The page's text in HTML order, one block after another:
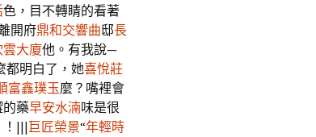
色，目不轉睛的看著
開府鼎和交響曲邸長
雲大廈他。有我說—
都明白了，她喜悅莊
富鑫璞玉麼？嘴裡會
的藥早安水湳味是很
！|||巨匠榮景“年輕時